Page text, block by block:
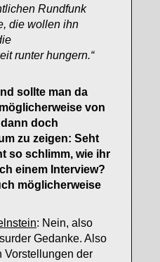
Rundfunk
die wollen ihn
runter hungern.“
sollte man da
von
dann doch
zu zeigen: Seht
so schlimm, wie ihr
einem Interview?
möglicherweise
: Nein, also
Gedanke. Also
Vorstellungen der